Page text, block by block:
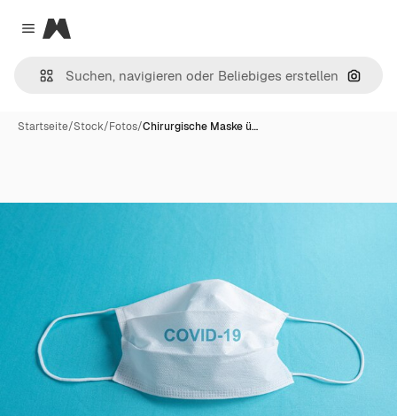
Close menu
Magnific
Nach
Startseite/Stock/Fotos/Chirurgische Maske ü…